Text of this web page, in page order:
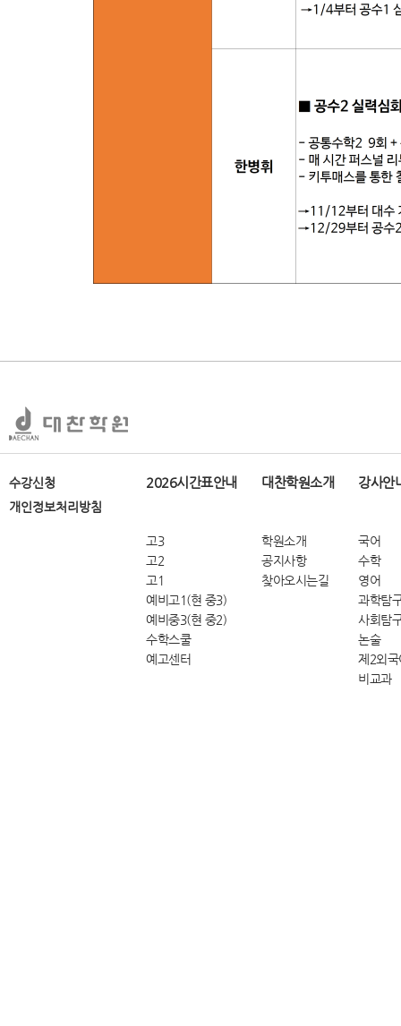
수강신청
개인정보처리방침
2026시간표안내
고3
고2
고1
예비고1(현 중3)
예비중3(현 중2)
수학스쿨
예고센터
대찬학원소개
학원소개
공지사항
찾아오시는길
강사안
국어
수학
영어
과학탐
사회탐
논술
제2외국
비교과